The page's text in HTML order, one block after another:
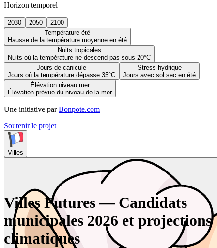
Horizon temporel
2030 2050
2100
Température été
Hausse de la température moyenne en été
Nuits tropicales
Nuits où la température ne descend pas sous 20°C
Jours de canicule
Jours où la température dépasse 35°C
Stress hydrique
Jours avec sol sec en été
Élévation niveau mer
Élévation prévue du niveau de la mer
Une initiative par Bonpote.com
Soutenir le projet
Villes
Villes Futures — Candidats
municipales 2026 et projections
climatiques